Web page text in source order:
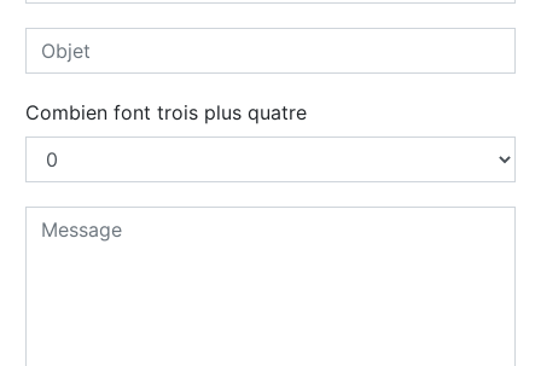
Combien font trois plus quatre